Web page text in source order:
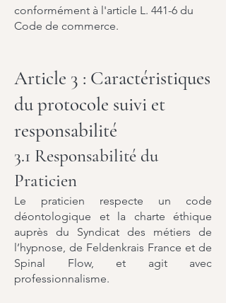
conformément à l'article L. 441-6 du
Code de commerce.
Article 3 : Caractéristiques
du protocole suivi et
responsabilité
3.1 Responsabilité du
Praticien
Le praticien respecte un code
déontologique et la charte éthique
auprès du Syndicat des métiers de
l’hypnose, de Feldenkrais France et de
Spinal Flow, et agit avec
professionnalisme.